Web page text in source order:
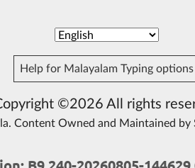
Help for Malayalam Typing options
©2026 All rights
Content Owned and Maintained by